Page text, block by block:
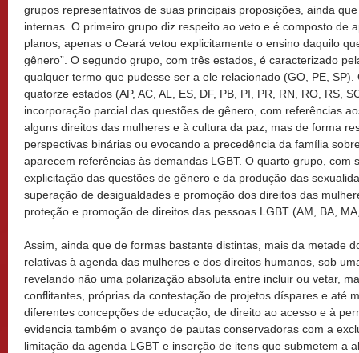
grupos representativos de suas principais proposições, ainda
internas. O primeiro grupo diz respeito ao veto e é composto de
planos, apenas o Ceará vetou explicitamente o ensino daquilo
gênero”. O segundo grupo, com três estados, é caracterizado
qualquer termo que pudesse ser a ele relacionado (GO, PE,
quatorze estados (AP, AC, AL, ES, DF, PB, PI, PR, RN, RO, RS,
incorporação parcial das questões de gênero, com referências
alguns direitos das mulheres e à cultura da paz, mas de forma
perspectivas binárias ou evocando a precedência da família
aparecem referências às demandas LGBT. O quarto grupo, com
explicitação das questões de gênero e da produção das
superação de desigualdades e promoção dos direitos das
proteção e promoção de direitos das pessoas LGBT (AM, BA,
Assim, ainda que de formas bastante distintas, mais da metade
relativas à agenda das mulheres e dos direitos humanos, sob
revelando não uma polarização absoluta entre incluir ou vetar,
conflitantes, próprias da contestação de projetos díspares e até
diferentes concepções de educação, de direito ao acesso e à
evidencia também o avanço de pautas conservadoras com a
limitação da agenda LGBT e inserção de itens que submetem a